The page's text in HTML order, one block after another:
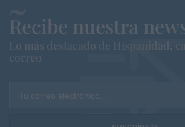
Recibe nuestra
Lo más destacado de Hispanidad,
correo
Tu correo electrónico...